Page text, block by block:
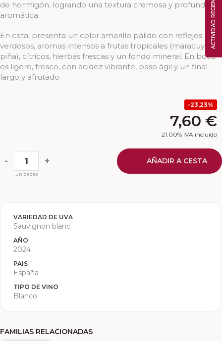
de hormigón, logrando una textura cremosa y profundidad
aromática.
En cata, presenta un color amarillo pálido con reflejos
verdosos, aromas intensos a frutas tropicales (maracuyá,
piña), cítricos, hierbas frescas y un fondo mineral. En boca
es ligero, fresco, con acidez vibrante, paso ágil y un final
largo y afrutado.
23,23%
7,60 €
21.00% IVA incluido
-
unidades
+ AÑADIR A CESTA
VARIEDAD DE UVA
Sauvignon blanc
AÑO
2024
PAIS
España
TIPO DE VINO
Blanco
FAMILIAS RELACIONADAS
ACTIVIDAD RECIENTE